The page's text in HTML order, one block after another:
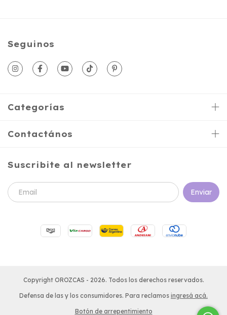
Seguinos
Categorías
Contactános
Suscribite al newsletter
Copyright OROZCAS - 2026. Todos los derechos reservados.
Defensa de las y los consumidores. Para reclamos ingresá acá.
Botón de arrepentimiento